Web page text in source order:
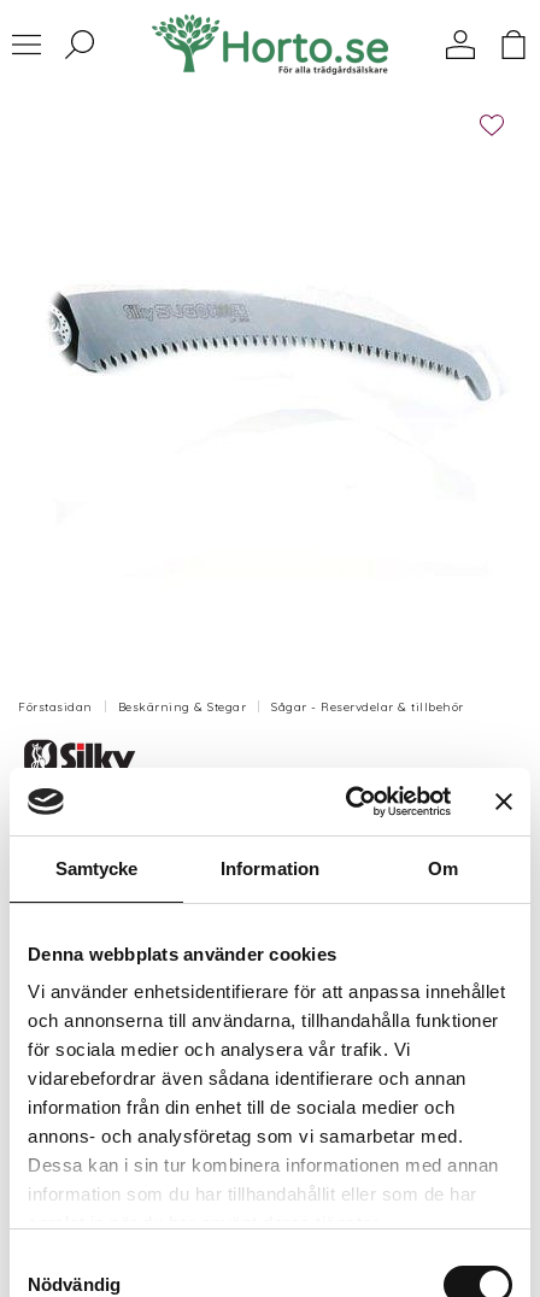
Samtycke Information Om
Denna webbplats använder cookies
Vi använder enhetsidentifierare för att anpassa innehållet
och annonserna till användarna, tillhandahålla funktioner
för sociala medier och analysera vår trafik. Vi
vidarebefordrar även sådana identifierare och annan
information från din enhet till de sociala medier och
annons- och analysföretag som vi samarbetar med.
Dessa kan i sin tur kombinera informationen med annan
information som du har tillhandahållit eller som de har
Nödvändig
Förstasidan Beskärning & Stegar Sågar - Reservdelar & tillbehör
Silky Sugoi 360 reservblad
Reservblad till handsåg Silky "Sugoi".
Artikelnr: SY391-36
Finns i lager (9 st)
855 kr
Lägg i varukorgen
Trygg betalning
Ekologiskt utbud
Valbara fraktmetoder